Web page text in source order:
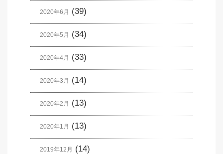
2020年6月 (39)
2020年5月 (34)
2020年4月 (33)
2020年3月 (14)
2020年2月 (13)
2020年1月 (13)
2019年12月 (14)